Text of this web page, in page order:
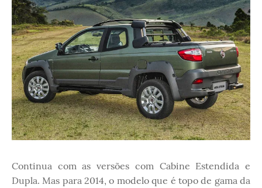
Continua com as versões com Cabine Estendida e
Dupla. Mas para 2014, o modelo que é topo de gama da